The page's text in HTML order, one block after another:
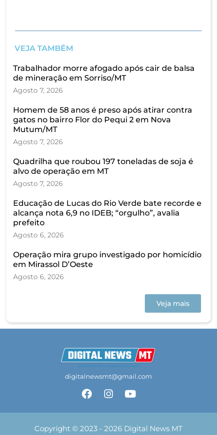
VEJA TAMBÉM
Trabalhador morre afogado após cair de balsa
de mineração em Sorriso/MT
Agosto 7, 2026
Homem de 58 anos é preso após atirar contra
gatos no bairro Flor do Pequi 2 em Nova
Mutum/MT
Agosto 7, 2026
Quadrilha que roubou 197 toneladas de soja é
alvo de operação em MT
Agosto 7, 2026
Educação de Lucas do Rio Verde bate recorde e
alcança nota 6,9 no IDEB; “orgulho”, avalia
prefeito
Agosto 6, 2026
Operação mira grupo investigado por homicídio
em Mirassol D’Oeste
Agosto 6, 2026
Veja mais
digitalnewsmt@gmail.com
Copyright © 2023 - 2026 Digital News MT